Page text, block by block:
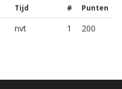
Tijd # Punten
nvt 1 200